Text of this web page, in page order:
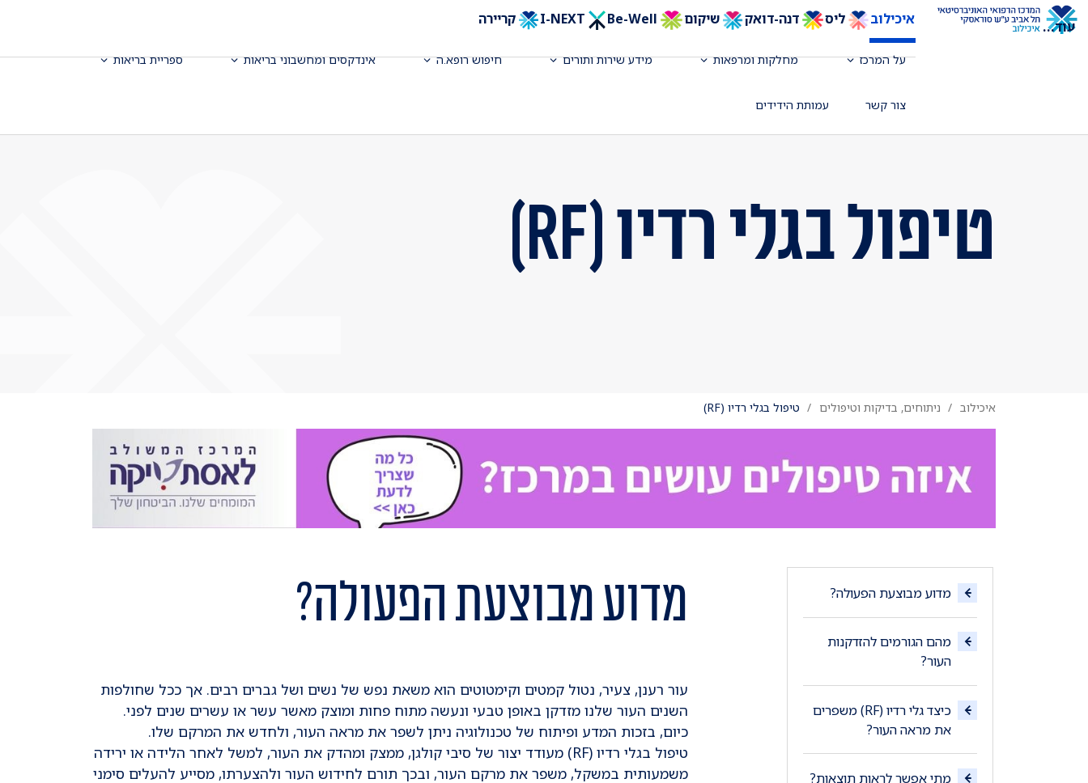
איכילוב ליס דנה-דואק שיקום Be-Well קריירה
על המרכז מחלקות ומרפאות מידע שירות ותורים חיפוש רופא.ה אינדקסים ומחשבוני בריאות ספריית בריאות
צור קשר עמותת הידידים
עוד...
טיפול בגלי רדיו (RF)
איכילוב ניתוחים, בדיקות וטיפולים טיפול בגלי רדיו (RF)
מדוע מבוצעת הפעולה?
מהם הגורמים להזדקנות
העור?
כיצד גלי רדיו (RF) משפרים
את מראה העור?
מתי אפשר לראות תוצאות?
מדוע מבוצעת הפעולה?
עור רענן, צעיר, נטול קמטים וקימטוטים הוא משאת נפש של נשים ושל גברים רבים. אך ככל שחולפות
השנים העור שלנו מזדקן באופן טבעי ונעשה מתוח פחות ומוצק מאשר עשר או עשרים שנים לפני.
כיום, בזכות המדע ופיתוח של טכנולוגיה ניתן לשפר את מראה העור, ולחדש את המרקם שלו.
טיפול בגלי רדיו (RF) מעודד יצור של סיבי קולגן, ממצק ומהדק את העור, למשל לאחר הלידה או ירידה
משמעותית במשקל, משפר את מרקם העור, ובכך תורם לחידוש העור ולהצערתו, מסייע להעלים סימני